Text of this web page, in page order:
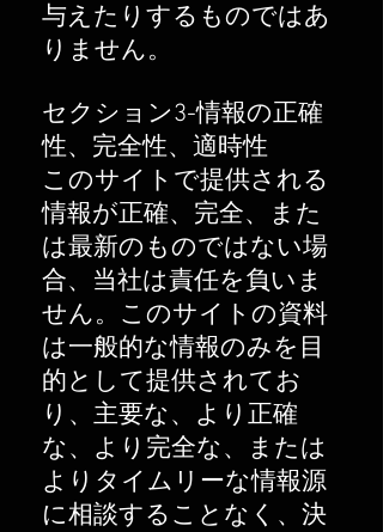
与えたりするものではあ
りません。
セクション3-情報の正確
性、完全性、適時性
このサイトで提供される
情報が正確、完全、また
は最新のものではない場
合、当社は責任を負いま
せん。このサイトの資料
は一般的な情報のみを目
的として提供されてお
り、主要な、より正確
な、より完全な、または
よりタイムリーな情報源
に相談することなく、決